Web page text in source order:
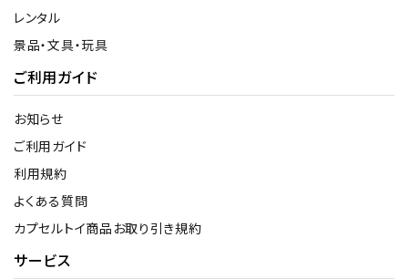
レンタル
景品・文具・玩具
ご利用ガイド
お知らせ
ご利用ガイド
利用規約
よくある質問
カプセルトイ商品お取り引き規約
サービス